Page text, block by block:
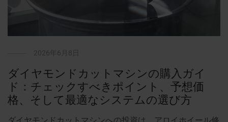
ダイヤモンドカットマシンの購入ガイ
ド：チェックすべきポイント、予想価
格、そして最適なシステムの選び方
ダイヤモンドカットマシンへの投資は、アロイホイール修